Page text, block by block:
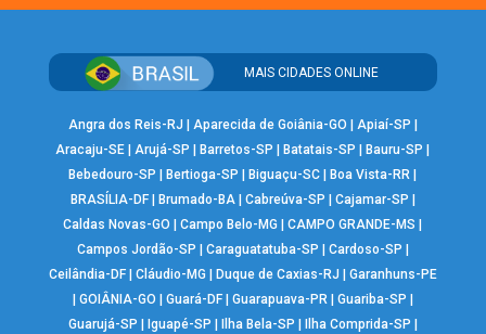
MAIS CIDADES ONLINE
Angra dos Reis-RJ Aparecida de Goiânia-GO Apiaí-SP
Aracaju-SE |Arujá-SP Barretos-SP Batatais-SP Bauru-SP
Bebedouro-SP
Bertioga-SP Biguaçu-SC Boa Vista-RR
BRASÍLIA-DF| Brumado-BA| Cabreúva-SP Cajamar-SP
Caldas Novas-GO
|Campo Belo-MG |CAMPO GRANDE-MS
Campos Jordão-SP
Caraguatatuba-SP Cardoso-SP
Ceilândia-DF| Cláudio-MG Duque de Caxias-RJ
Garanhuns-PE
GOIÂNIA-GO Guará-DF| Guarapuava-PR| Guariba-SP
Guarujá-SP
Iguapé-SP Ilha Bela-SP Ilha Comprida-SP